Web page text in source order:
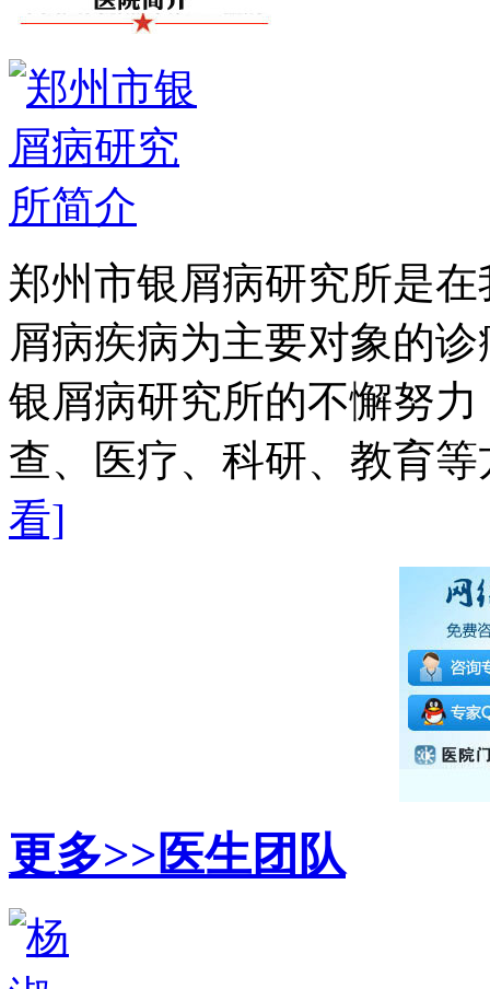
郑州市银屑病研究所是
屑病疾病为主要对象的
银屑病研究所的不懈努
查、医疗、科研、教育
看]
更多>>医生团队